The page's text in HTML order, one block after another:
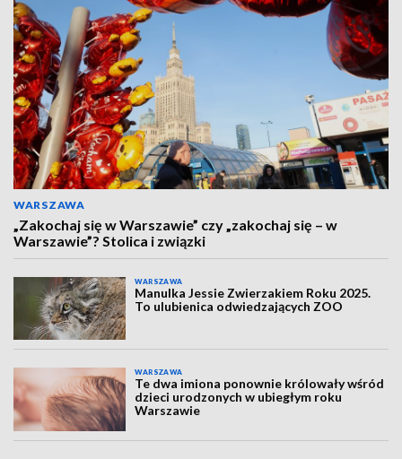
WARSZAWA
„Zakochaj się w Warszawie” czy „zakochaj się – w
Warszawie”? Stolica i związki
WARSZAWA
Manulka Jessie Zwierzakiem Roku 2025.
To ulubienica odwiedzających ZOO
WARSZAWA
Te dwa imiona ponownie królowały wśród
dzieci urodzonych w ubiegłym roku
Warszawie